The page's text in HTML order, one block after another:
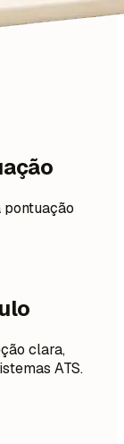
pontuação
clara,
ATS.